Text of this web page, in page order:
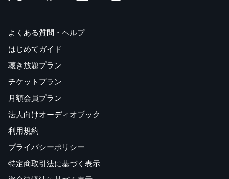
よくある質問・ヘルプ
はじめてガイド
聴き放題プラン
チケットプラン
月額会員プラン
法人向けオーディオブック
利用規約
プライバシーポリシー
特定商取引法に基づく表示